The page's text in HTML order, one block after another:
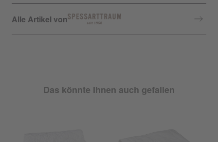
Alle Artikel von
Das könnte Ihnen auch gefallen